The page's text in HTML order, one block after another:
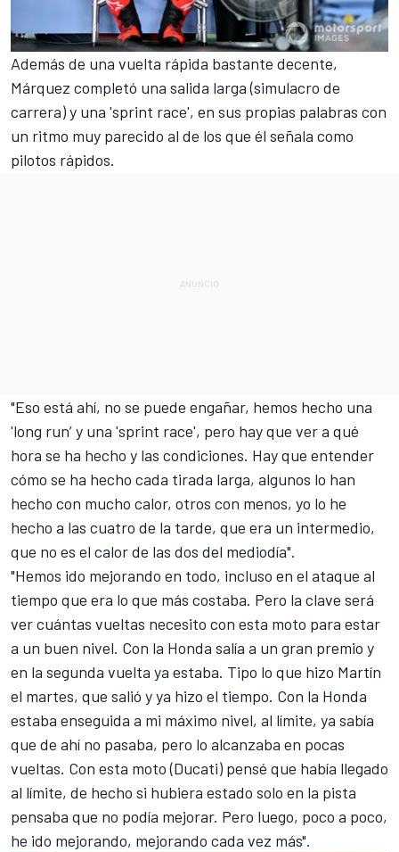
Además de una vuelta rápida bastante decente,
Márquez completó una salida larga (simulacro de
carrera) y una 'sprint race', en sus propias palabras con
un ritmo muy parecido al de los que él señala como
pilotos rápidos.
"Eso está ahí, no se puede engañar, hemos hecho una
'long run’ y una 'sprint race', pero hay que ver a qué
hora se ha hecho y las condiciones. Hay que entender
cómo se ha hecho cada tirada larga, algunos lo han
hecho con mucho calor, otros con menos, yo lo he
hecho a las cuatro de la tarde, que era un intermedio,
que no es el calor de las dos del mediodía".
"Hemos ido mejorando en todo, incluso en el ataque al
tiempo que era lo que más costaba. Pero la clave será
ver cuántas vueltas necesito con esta moto para estar
a un buen nivel. Con la Honda salía a un gran premio y
en la segunda vuelta ya estaba. Tipo lo que hizo Martín
el martes, que salió y ya hizo el tiempo. Con la Honda
estaba enseguida a mi máximo nivel, al límite, ya sabía
que de ahí no pasaba, pero lo alcanzaba en pocas
vueltas. Con esta moto (Ducati) pensé que había llegado
al límite, de hecho si hubiera estado solo en la pista
pensaba que no podía mejorar. Pero luego, poco a poco,
he ido mejorando, mejorando cada vez más".